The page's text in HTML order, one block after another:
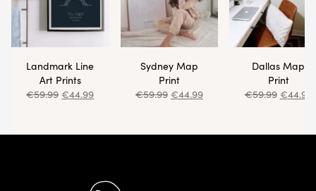
Landmark Line
Art Prints
€59.99 €44.99
Sydney Map
Print
€59.99 €44.99
Dallas Map
Print
€59.99 €44.99